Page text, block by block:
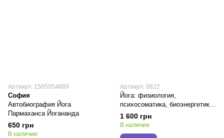
Артикул: 1565054869
София
Автобиография Йога
Пармаханса Йогананда
650 грн
В наличии
Артикул: 0822
Йога: физиология,
психосоматика, биоэнергетика
- Андрей Сафронов
1 600 грн
В наличии